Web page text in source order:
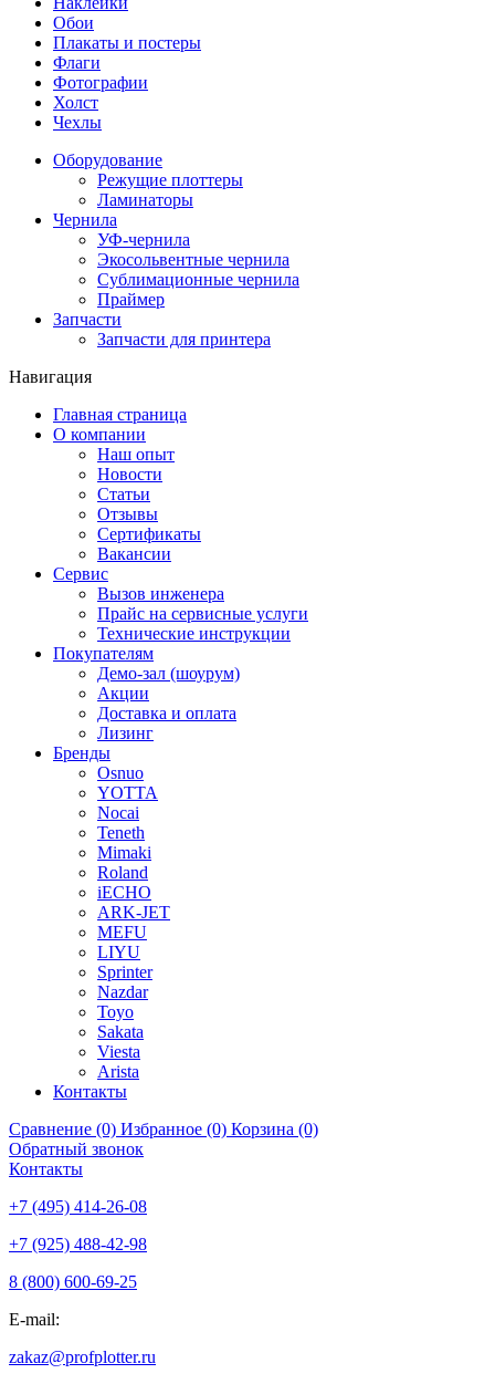
Обои
Плакаты и постеры
Флаги
Фотографии
Холст
Чехлы
Оборудование
Режущие плоттеры
Ламинаторы
Чернила
УФ-чернила
Экосольвентные чернила
Сублимационные чернила
Праймер
Запчасти
Запчасти для принтера
Навигация
Главная страница
О компании
Наш опыт
Новости
Статьи
Отзывы
Сертификаты
Вакансии
Сервис
Вызов инженера
Прайс на сервисные услуги
Технические инструкции
Покупателям
Демо-зал (шоурум)
Акции
Доставка и оплата
Лизинг
Бренды
Osnuo
YOTTA
Nocai
Teneth
Mimaki
Roland
iECHO
ARK-JET
MEFU
LIYU
Sprinter
Nazdar
Toyo
Sakata
Viesta
Arista
Контакты
Сравнение (0) Избранное (0) Корзина (0)
Обратный звонок
Контакты
+7 (495) 414-26-08
+7 (925) 488-42-98
8 (800) 600-69-25
E-mail:
zakaz@profplotter.ru